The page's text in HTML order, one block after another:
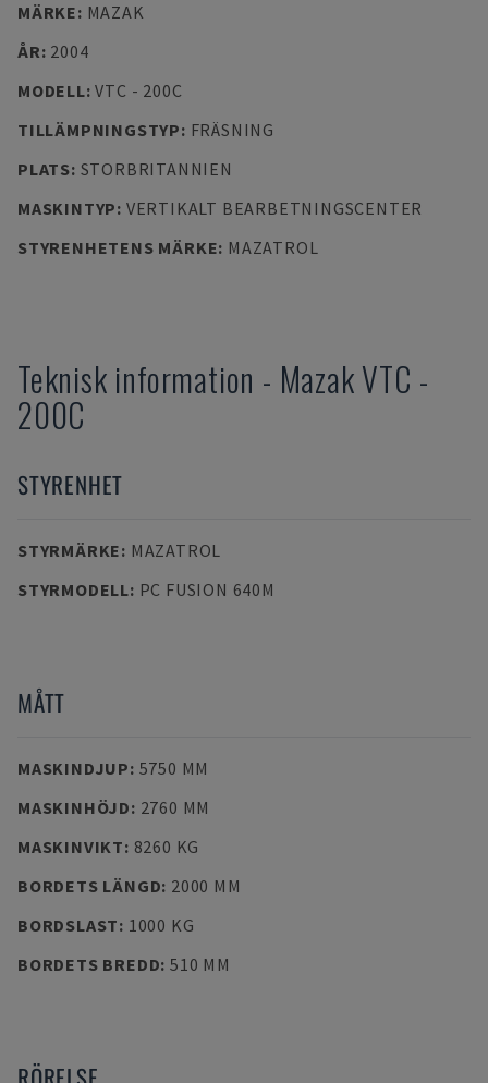
MÄRKE: MAZAK
ÅR: 2004
MODELL:VTC - 200C
TILLÄMPNINGSTYP: FRÄSNING
PLATS: STORBRITANNIEN
MASKINTYP: VERTIKALT BEARBETNINGSCENTER
STYRENHETENS MÄRKE: MAZATROL
Teknisk information - MazakVTC -
200C
STYRENHET
STYRMÄRKE: MAZATROL
STYRMODELL: PC FUSION 640M
MÅTT
MASKINDJUP: 5750 MM
MASKINHÖJD: 2760 MM
MASKINVIKT: 8260 KG
BORDETS LÄNGD: 2000 MM
BORDSLAST: 1000 KG
BORDETS BREDD: 510 MM